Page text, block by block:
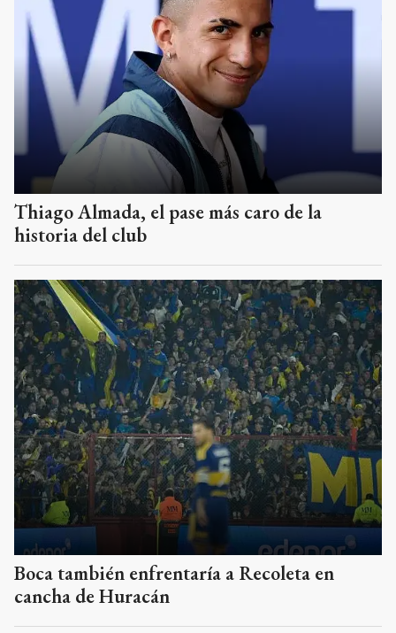
Thiago Almada, el pase más caro de la
historia del club
Boca también enfrentaría a Recoleta en
cancha de Huracán